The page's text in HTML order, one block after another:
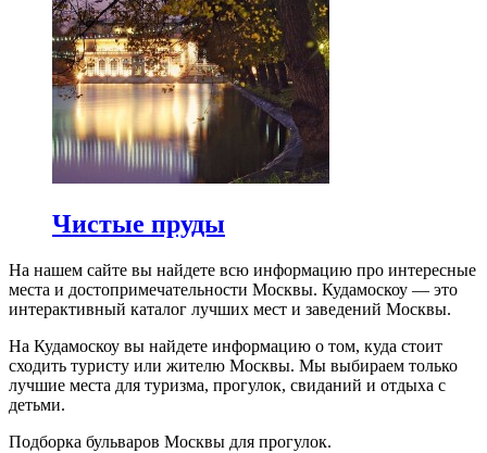
Чистые пруды
На нашем сайте вы найдете всю информацию про интересные
места и достопримечательности Москвы. Кудамоскоу — это
интерактивный каталог лучших мест и заведений Москвы.
На Кудамоскоу вы найдете информацию о том, куда стоит
сходить туристу или жителю Москвы. Мы выбираем только
лучшие места для туризма, прогулок, свиданий и отдыха с
детьми.
Подборка бульваров Москвы для прогулок.